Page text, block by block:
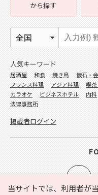
当サイトでは、利用者が
から探す
人気キーワード
居酒屋 和食 焼き鳥 懐石・
フランス料理
アジア料理 喫
カラオケ
ビジネスホテル 内科
法律事務所
掲載者ログイン